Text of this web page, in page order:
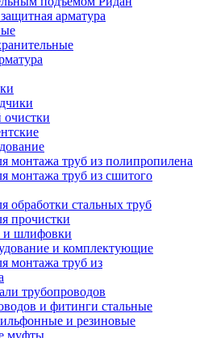
арматура
монтажа труб из полипропилена
монтажа труб из сшитого
обработки стальных труб
прочистки
и шлифовки
и комплектующие
монтажа труб из
трубопроводов
и фитинги стальные
и резиновые
муфты